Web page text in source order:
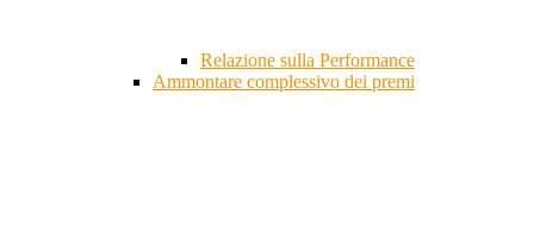
Relazione sulla Performance
Ammontare complessivo dei premi